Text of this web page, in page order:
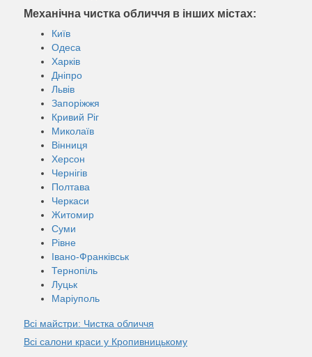
Механічна чистка обличчя в інших містах:
Київ
Одеса
Харків
Дніпро
Львів
Запоріжжя
Кривий Ріг
Миколаїв
Вінниця
Херсон
Чернігів
Полтава
Черкаси
Житомир
Суми
Рівне
Івано-Франківськ
Тернопіль
Луцьк
Маріуполь
Всі майстри: Чистка обличчя
Всі салони краси у Кропивницькому